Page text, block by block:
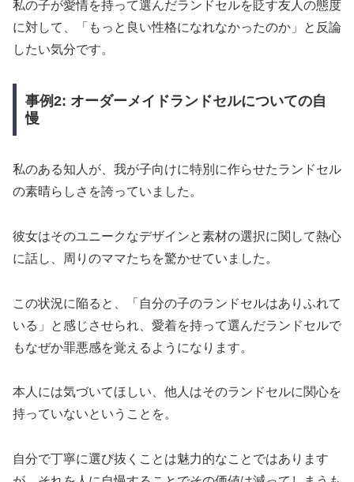
私の子が愛情を持って選んだランドセルを貶す友人の態度
に対して、「もっと良い性格になれなかったのか」と反論
したい気分です。
事例2: オーダーメイドランドセルについての自
慢
私のある知人が、我が子向けに特別に作らせたランドセル
の素晴らしさを誇っていました。
彼女はそのユニークなデザインと素材の選択に関して熱心
に話し、周りのママたちを驚かせていました。
この状況に陥ると、「自分の子のランドセルはありふれて
いる」と感じさせられ、愛着を持って選んだランドセルで
もなぜか罪悪感を覚えるようになります。
本人には気づいてほしい、他人はそのランドセルに関心を
持っていないということを。
自分で丁寧に選び抜くことは魅力的なことではあります